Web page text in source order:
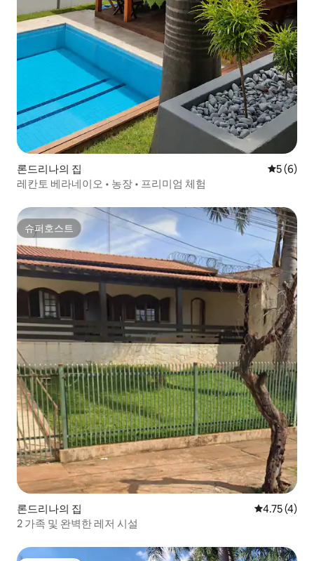
론드리나의 집 평점 5점
5 (6)
레칸토 베라네이오 • 농장 • 프리미엄 체험
슈퍼호스트
슈퍼호스트
론드리나의 집 평점 4.75점
4.75 (4)
2 가족 및 완벽한 레저 시설